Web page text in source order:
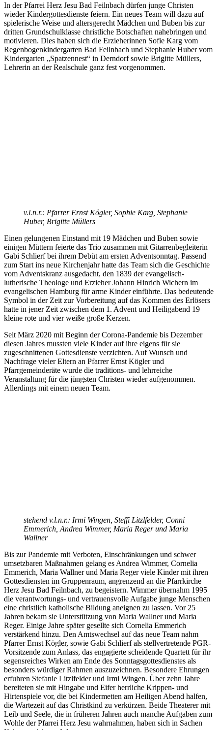
In der Pfarrei Herz Jesu Bad Feilnbach dürfen junge Christen
wieder Kindergottesdienste feiern. Ein neues Team will dazu auf
spielerische Weise und altersgerecht Mädchen und Buben bis zur
dritten Grundschulklasse christliche Botschaften nahebringen und
motivieren. Dies haben sich die Erzieherinnen Sofie Karg vom
Regenbogenkindergarten Bad Feilnbach und Stephanie Huber vom
Kindergarten „Spatzennest“ in Derndorf sowie Brigitte Müllers,
Lehrerin an der Realschule ganz fest vorgenommen.
v.l.n.r.: Pfarrer Ernst Kögler, Sophie Karg, Stephanie
Huber, Brigitte Müllers
Einen gelungenen Einstand mit 19 Mädchen und Buben sowie
einigen Müttern feierte das Trio zusammen mit Gitarrenbegleiterin
Gabi Schlierf bei ihrem Debüt am ersten Adventsonntag. Passend
zum Start ins neue Kirchenjahr hatte das Team sich die Geschichte
vom Adventskranz ausgedacht, den 1839 der evangelisch-
lutherische Theologe und Erzieher Johann Hinrich Wichern im
evangelischen Hamburg für arme Kinder einführte. Das bedeutende
Symbol in der Zeit zur Vorbereitung auf das Kommen des Erlösers
hatte in jener Zeit zwischen dem 1. Advent und Heiligabend 19
kleine rote und vier weiße große Kerzen.
Seit März 2020 mit Beginn der Corona-Pandemie bis Dezember
diesen Jahres mussten viele Kinder auf ihre eigens für sie
zugeschnittenen Gottesdienste verzichten. Auf Wunsch und
Nachfrage vieler Eltern an Pfarrer Ernst Kögler und
Pfarrgemeinderäte wurde die traditions- und lehrreiche
Veranstaltung für die jüngsten Christen wieder aufgenommen.
Allerdings mit einem neuen Team.
stehend v.l.n.r.: Irmi Wingen, Steffi Litzlfelder, Conni
Emmerich, Andrea Wimmer, Maria Reger und Maria
Wallner
Bis zur Pandemie mit Verboten, Einschränkungen und schwer
umsetzbaren Maßnahmen gelang es Andrea Wimmer, Cornelia
Emmerich, Maria Wallner und Maria Reger viele Kinder mit ihren
Gottesdiensten im Gruppenraum, angrenzend an die Pfarrkirche
Herz Jesu Bad Feilnbach, zu begeistern. Wimmer übernahm 1995
die verantwortungs- und vertrauensvolle Aufgabe junge Menschen
eine christlich katholische Bildung aneignen zu lassen. Vor 25
Jahren bekam sie Unterstützung von Maria Wallner und Maria
Reger. Einige Jahre später gesellte sich Cornelia Emmerich
verstärkend hinzu. Den Amtswechsel auf das neue Team nahm
Pfarrer Ernst Kögler, sowie Gabi Schlierf als stellvertretende PGR-
Vorsitzende zum Anlass, das engagierte scheidende Quartett für ihr
segensreiches Wirken am Ende des Sonntagsgottesdienstes als
besonders würdiger Rahmen auszuzeichnen. Besondere Ehrungen
erfuhren Stefanie Litzlfelder und Irmi Wingen. Über zehn Jahre
bereiteten sie mit Hingabe und Eifer herrliche Krippen- und
Hirtenspiele vor, die bei Kindermetten am Heiligen Abend halfen,
die Wartezeit auf das Christkind zu verkürzen. Beide Theaterer mit
Leib und Seele, die in früheren Jahren auch manche Aufgaben zum
Wohle der Pfarrei Herz Jesu wahrnahmen, haben sich in Sachen